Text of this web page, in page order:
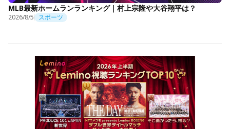
MLB最新ホームランランキング｜村上宗隆や大谷翔平は？
2026/8/5 スポーツ